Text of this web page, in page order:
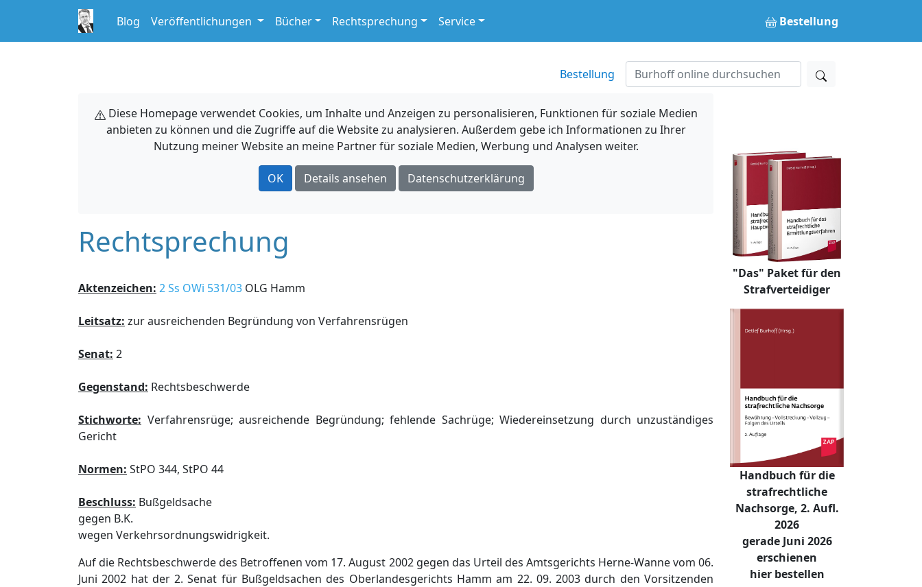
Blog Veröffentlichungen Bücher Rechtsprechung Service Bestellung
Bestellung
Diese Homepage verwendet Cookies, um Inhalte und Anzeigen zu personalisieren, Funktionen für soziale Medien
anbieten zu können und die Zugriffe auf die Website zu analysieren. Außerdem gebe ich Informationen zu Ihrer
Nutzung meiner Website an meine Partner für soziale Medien, Werbung und Analysen weiter.
OK Details ansehen Datenschutzerklärung
Rechtsprechung
Aktenzeichen: 2 Ss OWi 531/03 OLG Hamm
Leitsatz: zur ausreichenden Begründung von Verfahrensrügen
Senat: 2
Gegenstand: Rechtsbeschwerde
Stichworte: Verfahrensrüge; ausreichende Begründung; fehlende Sachrüge; Wiedereinsetzung durch unzuständiges
Gericht
Normen: StPO 344, StPO 44
Beschluss: Bußgeldsache
gegen B.K.
wegen Verkehrsordnungswidrigkeit.
Auf die Rechtsbeschwerde des Betroffenen vom 17. August 2002 gegen das Urteil des Amtsgerichts Herne-Wanne vom 06.
Juni 2002 hat der 2. Senat für Bußgeldsachen des Oberlandesgerichts Hamm am 22. 09. 2003 durch den Vorsitzenden
"Das" Paket für den
Strafverteidiger
Handbuch für die
strafrechtliche
Nachsorge, 2. Aufl.
2026
gerade Juni 2026
erschienen
hier bestellen